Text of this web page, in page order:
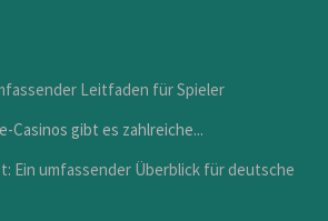
Leitfaden für Spieler
Casinos gibt es zahlreiche...
Ein umfassender Überblick für deutsche